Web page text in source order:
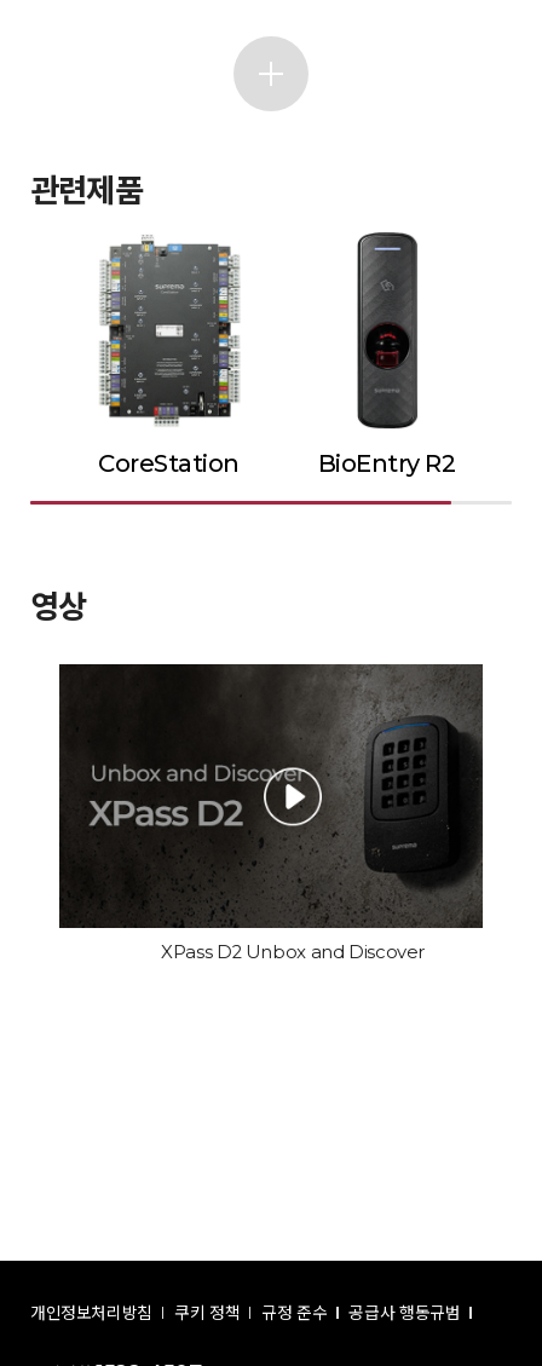
관련제품
CoreStation BioEntry R2
영상
XPass D2 Unbox and Discover
개인정보처리방침 쿠키 정책 규정 준수 공급사 행동규범